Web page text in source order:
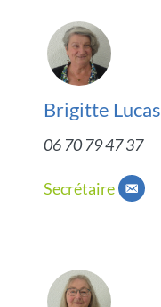
Brigitte Lucas
06 70 79 47 37
Secrétaire